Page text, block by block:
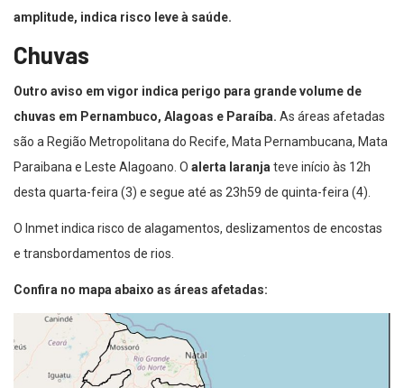
amplitude, indica risco leve à saúde.
Chuvas
Outro aviso em vigor indica perigo para grande volume de
chuvas em Pernambuco, Alagoas e Paraíba. As áreas afetadas
são a Região Metropolitana do Recife, Mata Pernambucana, Mata
Paraibana e Leste Alagoano. O alerta laranja teve início às 12h
desta quarta-feira (3) e segue até as 23h59 de quinta-feira (4).
O Inmet indica risco de alagamentos, deslizamentos de encostas
e transbordamentos de rios.
Confira no mapa abaixo as áreas afetadas: